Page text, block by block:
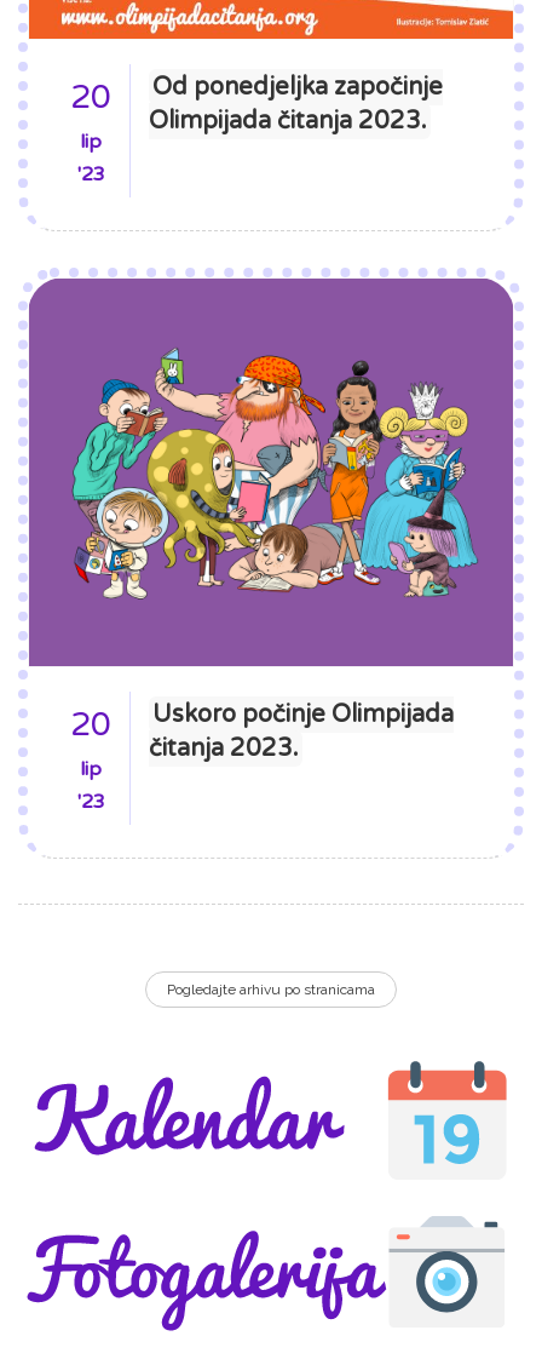
20
lip
'23
Od ponedjeljka započinje
Olimpijada čitanja 2023.
20
lip
'23
Uskoro počinje Olimpijada
čitanja 2023.
Pogledajte arhivu po stranicama